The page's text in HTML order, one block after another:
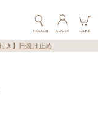
き】日焼け止め